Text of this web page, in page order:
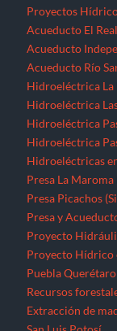
Proyectos
Acueducto El
Acueducto
Acueducto Río
Hidroeléctrica La
Hidroeléctrica
Hidroeléctrica
Hidroeléctrica
Hidroeléctricas
Presa La Maroma
Presa Picachos
Presa y
Proyecto
Proyecto Hídrico
Puebla Querétaro
Recursos
Extracción de